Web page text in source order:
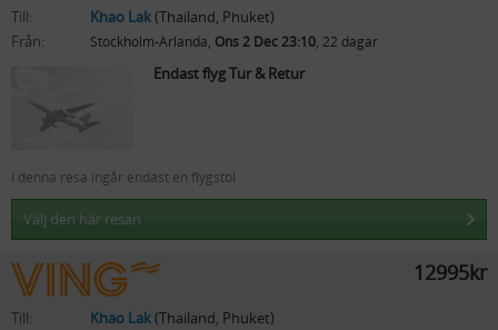
Till: Khao Lak(Thailand, Phuket)
Från:
Stockholm-Arlanda, Ons 2 Dec 23:10, 22 dagar
Endast flyg Tur & Retur
I denna resa ingår endast en flygstol
Välj den här resan
12995kr
Till: Khao Lak(Thailand, Phuket)